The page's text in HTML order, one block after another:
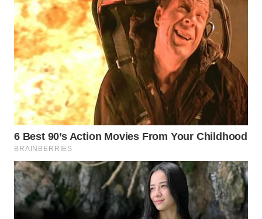
WN
PAKPAK
WN
KARAWANG
WN
BEKASI
BOGOR
WN
DEPOK